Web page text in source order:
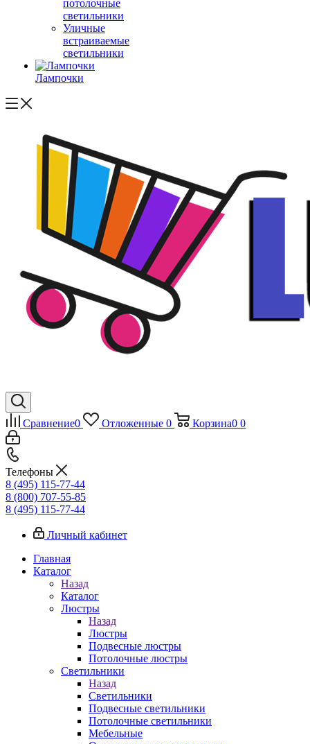
потолочные
светильники
Уличные
встраиваемые
светильники
Лампочки
Сравнение0 Отложенные 0 Корзина0 0
Телефоны
8 (495) 115-77-44
8 (800) 707-55-85
8 (495) 115-77-44
Личный кабинет
Главная
Каталог
Назад
Каталог
Люстры
Назад
Люстры
Подвесные люстры
Потолочные люстры
Светильники
Назад
Светильники
Подвесные светильники
Потолочные светильники
Мебельные